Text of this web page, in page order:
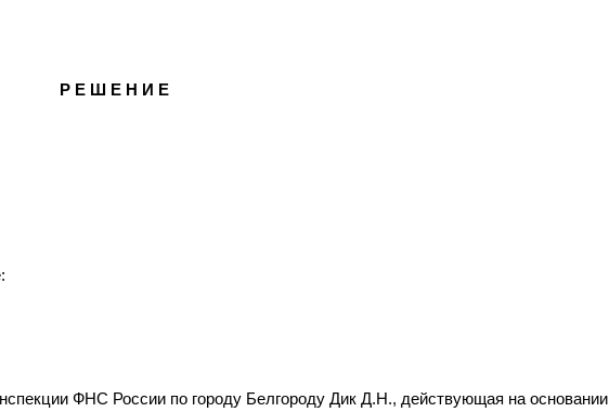
Р Е Ш Е Н И Е
ФНС России по городу Белгороду Дик Д.Н., действующая на основании